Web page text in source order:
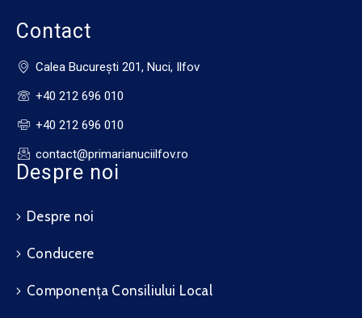
Contact
Calea Bucureşti 201, Nuci, Ilfov
+40 212 696 010
+40 212 696 010
contact@primarianuciilfov.ro
Despre noi
Despre noi
Conducere
Componența Consiliului Local